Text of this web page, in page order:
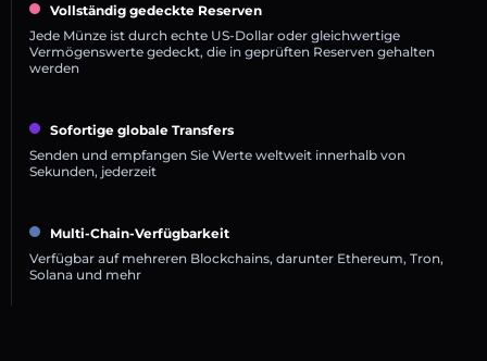
Vollständig gedeckte Reserven
Jede Münze ist durch echte US-Dollar oder gleichwertige
Vermögenswerte gedeckt, die in geprüften Reserven gehalten
werden
Sofortige globale Transfers
Senden und empfangen Sie Werte weltweit innerhalb von
Sekunden, jederzeit
Multi-Chain-Verfügbarkeit
Verfügbar auf mehreren Blockchains, darunter Ethereum, Tron,
Solana und mehr